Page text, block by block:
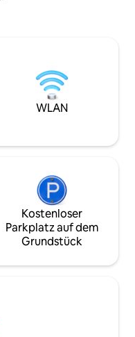
Sendern, ein
Safe,
eine Klimaanlage
Heizung).
WLAN
Kostenloser
Parkplatz auf dem
Grundstück